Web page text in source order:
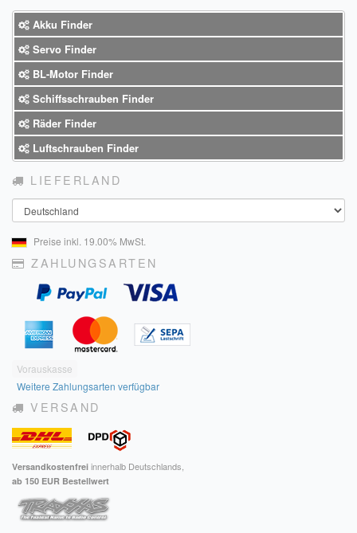
Sendungsverfolgung DHL
Sendungsverfolgung DPD
Verfügbarkeitsanzeige
Zahlung und Versand
Widerrufsrecht
Widerrufsbelehrung für den Verkauf von Waren / Muster-
Widerrufsformular
Widerrufsformular
AGB und Kundeninformationen
Datenschutzerklärung
Hinweise zur Batterieentsorgung
Geschäftszeiten
Impressum
FAQ
ÜBER UNS
Was wir bieten
Akku Finder
Servo Finder
BL-Motor Finder
Schiffsschrauben Finder
Räder Finder
Luftschrauben Finder
LIEFERLAND
Land
Preise inkl. 19.00% MwSt.
ZAHLUNGSARTEN
Vorauskasse
Weitere Zahlungsarten verfügbar
VERSAND
Versandkostenfrei innerhalb Deutschlands,
ab 150 EUR Bestellwert